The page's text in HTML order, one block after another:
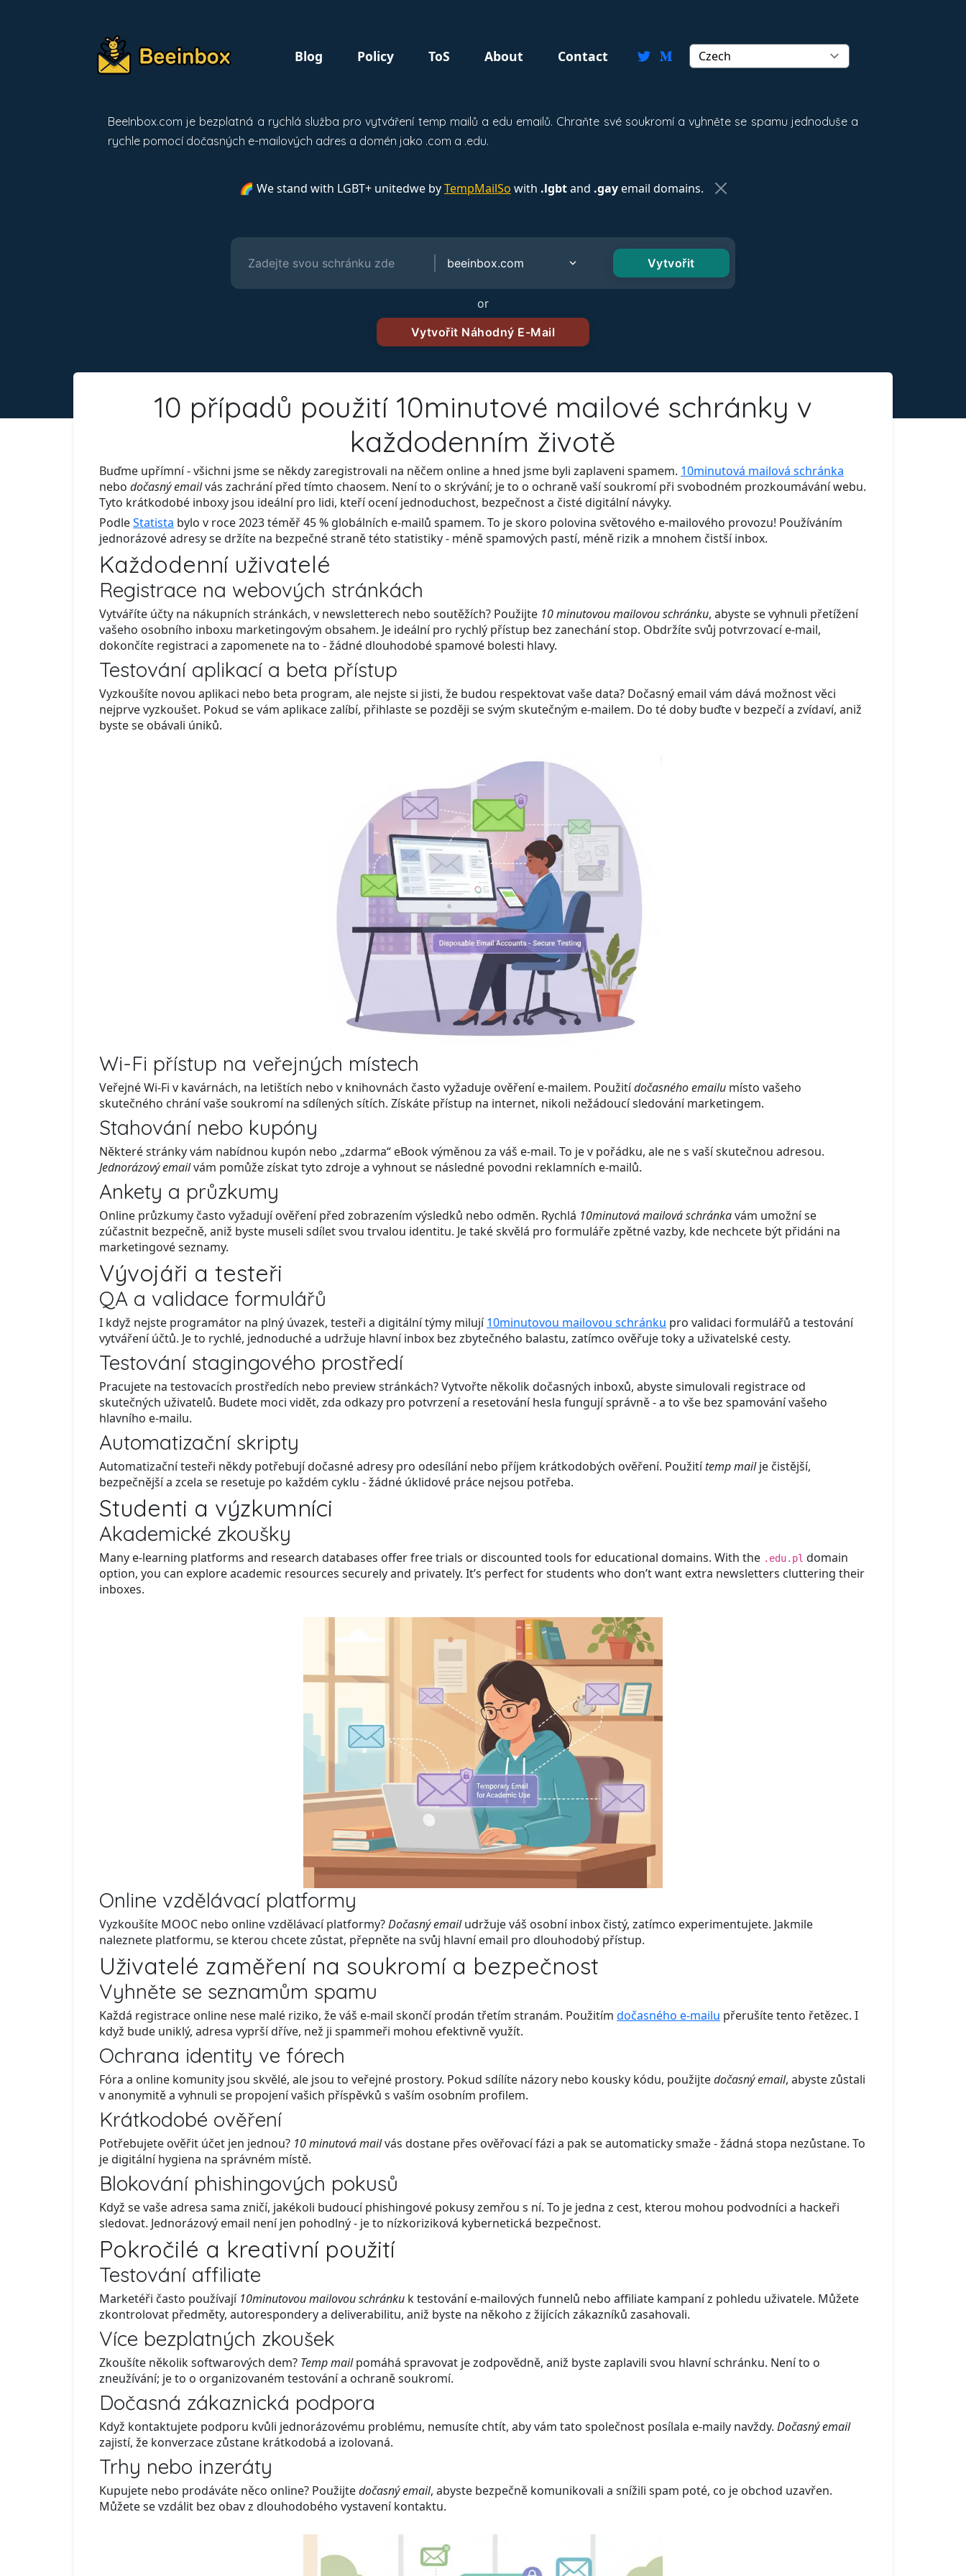
Blog Policy ToS About Contact
BeeInbox.com je bezplatná a rychlá služba pro vytváření temp mailů a edu emailů. Chraňte své soukromí a vyhněte se spamu jednoduše a
rychle pomocí dočasných e-mailových adres a domén jako .com a .edu.
🌈 We stand with LGBT+ unitedwe byTempMailSo with .lgbtand .gayemail domains.
or
10 případů použití 10minutové mailové schránky v
každodenním životě
Buďme upřímní - všichni jsme se někdy zaregistrovali na něčem online a hned jsme byli zaplaveni spamem. 10minutová mailová schránka
nebo dočasný emailvás zachrání před tímto chaosem. Není to o skrývání; je to o ochraně vaší soukromí při svobodném prozkoumávání webu.
Tyto krátkodobé inboxy jsou ideální pro lidi, kteří ocení jednoduchost, bezpečnost a čisté digitální návyky.
PodleStatista bylo v roce 2023 téměř 45 % globálních e-mailů spamem. To je skoro polovina světového e-mailového provozu! Používáním
jednorázové adresy se držíte na bezpečné straně této statistiky - méně spamových pastí, méně rizik a mnohem čistší inbox.
Každodenní uživatelé
Registrace na webových stránkách
Vytváříte účty na nákupních stránkách, v newsletterech nebo soutěžích? Použijte 10 minutovou mailovou schránku, abyste se vyhnuli přetížení
vašeho osobního inboxu marketingovým obsahem. Je ideální pro rychlý přístup bez zanechání stop. Obdržíte svůj potvrzovací e-mail,
dokončíte registraci a zapomenete na to - žádné dlouhodobé spamové bolesti hlavy.
Testování aplikací a beta přístup
Vyzkoušíte novou aplikaci nebo beta program, ale nejste si jisti, že budou respektovat vaše data? Dočasný email vám dává možnost věci
nejprve vyzkoušet. Pokud se vám aplikace zalíbí, přihlaste se později se svým skutečným e-mailem. Do té doby buďte v bezpečí a zvídaví, aniž
byste se obávali úniků.
Wi-Fi přístup na veřejných místech
Veřejné Wi-Fi v kavárnách, na letištích nebo v knihovnách často vyžaduje ověření e-mailem. Použitídočasného emailu místo vašeho
skutečného chrání vaše soukromí na sdílených sítích. Získáte přístup na internet, nikoli nežádoucí sledování marketingem.
Stahování nebo kupóny
Některé stránky vám nabídnou kupón nebo „zdarma“ eBook výměnou za váš e-mail. To je v pořádku, ale ne s vaší skutečnou adresou.
Jednorázový emailvám pomůže získat tyto zdroje a vyhnout se následné povodni reklamních e-mailů.
Ankety a průzkumy
Online průzkumy často vyžadují ověření před zobrazením výsledků nebo odměn. Rychlá 10minutová mailová schránkavám umožní se
zúčastnit bezpečně, aniž byste museli sdílet svou trvalou identitu. Je také skvělá pro formuláře zpětné vazby, kde nechcete být přidáni na
marketingové seznamy.
Vývojáři a testeři
QA a validace formulářů
I když nejste programátor na plný úvazek, testeři a digitální týmy milují10minutovou mailovou schránku pro validaci formulářů a testování
vytváření účtů. Je to rychlé, jednoduché a udržuje hlavní inbox bez zbytečného balastu, zatímco ověřuje toky a uživatelské cesty.
Testování stagingového prostředí
Pracujete na testovacích prostředích nebo preview stránkách? Vytvořte několik dočasných inboxů, abyste simulovali registrace od
skutečných uživatelů. Budete moci vidět, zda odkazy pro potvrzení a resetování hesla fungují správně - a to vše bez spamování vašeho
hlavního e-mailu.
Automatizační skripty
Automatizační testeři někdy potřebují dočasné adresy pro odesílání nebo příjem krátkodobých ověření. Použitítemp mailje čistější,
bezpečnější a zcela se resetuje po každém cyklu - žádné úklidové práce nejsou potřeba.
Studenti a výzkumníci
Akademické zkoušky
Many e-learning platforms and research databases offer free trials or discounted tools for educational domains. With the .edu.pl domain
option, you can explore academic resources securely and privately. It’s perfect for students who don’t want extra newsletters cluttering their
inboxes.
Online vzdělávací platformy
Vyzkoušíte MOOC nebo online vzdělávací platformy?Dočasný emailudržuje váš osobní inbox čistý, zatímco experimentujete. Jakmile
naleznete platformu, se kterou chcete zůstat, přepněte na svůj hlavní email pro dlouhodobý přístup.
Uživatelé zaměření na soukromí a bezpečnost
Vyhněte se seznamům spamu
Každá registrace online nese malé riziko, že váš e-mail skončí prodán třetím stranám. Použitím dočasného e-mailu přerušíte tento řetězec. I
když bude uniklý, adresa vyprší dříve, než ji spammeři mohou efektivně využít.
Ochrana identity ve fórech
Fóra a online komunity jsou skvělé, ale jsou to veřejné prostory. Pokud sdílíte názory nebo kousky kódu, použijtedočasný email, abyste zůstali
v anonymitě a vyhnuli se propojení vašich příspěvků s vaším osobním profilem.
Krátkodobé ověření
Potřebujete ověřit účet jen jednou? 10 minutová mailvás dostane přes ověřovací fázi a pak se automaticky smaže - žádná stopa nezůstane. To
je digitální hygiena na správném místě.
Blokování phishingových pokusů
Když se vaše adresa sama zničí, jakékoli budoucí phishingové pokusy zemřou s ní. To je jedna z cest, kterou mohou podvodníci a hackeři
sledovat. Jednorázový email není jen pohodlný - je to nízkoriziková kybernetická bezpečnost.
Pokročilé a kreativní použití
Testování affiliate
Marketéři často používají 10minutovou mailovou schránku k testování e-mailových funnelů nebo affiliate kampaní z pohledu uživatele. Můžete
zkontrolovat předměty, autorespondery a deliverabilitu, aniž byste na někoho z žijících zákazníků zasahovali.
Více bezplatných zkoušek
Zkoušíte několik softwarových dem? Temp mailpomáhá spravovat je zodpovědně, aniž byste zaplavili svou hlavní schránku. Není to o
zneužívání; je to o organizovaném testování a ochraně soukromí.
Dočasná zákaznická podpora
Když kontaktujete podporu kvůli jednorázovému problému, nemusíte chtít, aby vám tato společnost posílala e-maily navždy. Dočasný email
zajistí, že konverzace zůstane krátkodobá a izolovaná.
Trhy nebo inzeráty
Kupujete nebo prodáváte něco online? Použijtedočasný email, abyste bezpečně komunikovali a snížili spam poté, co je obchod uzavřen.
Můžete se vzdálit bez obav z dlouhodobého vystavení kontaktu.